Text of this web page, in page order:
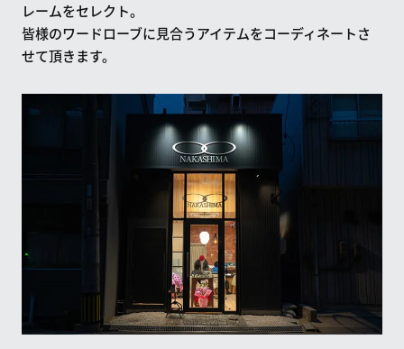
レームをセレクト。
皆様のワードローブに見合うアイテムをコーディネートさ
せて頂きます。